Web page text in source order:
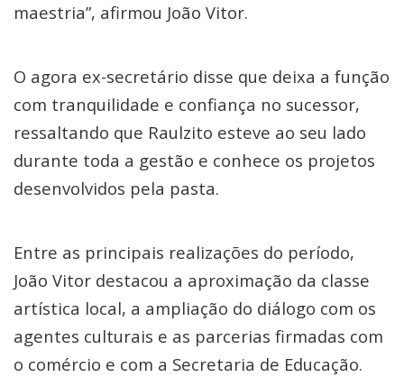
maestria”, afirmou João Vitor.
O agora ex-secretário disse que deixa a função
com tranquilidade e confiança no sucessor,
ressaltando que Raulzito esteve ao seu lado
durante toda a gestão e conhece os projetos
desenvolvidos pela pasta.
Entre as principais realizações do período,
João Vitor destacou a aproximação da classe
artística local, a ampliação do diálogo com os
agentes culturais e as parcerias firmadas com
o comércio e com a Secretaria de Educação.